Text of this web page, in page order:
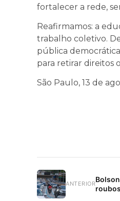
fortalecer a rede,
Reafirmamos: a
trabalho coletivo.
pública
para retirar direitos
São Paulo, 13 de
ANTERIOR